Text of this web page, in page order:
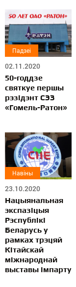
Падзеі
02.11.2020
50-годдзе
святкуе першы
рэзідэнт СЭЗ
«Гомель-Ратон»
Навіны
23.10.2020
Нацыянальная
экспазіцыя
Рэспублікі
Беларусь у
рамках трэцяй
Кітайскай
міжнароднай
выставы імпарту